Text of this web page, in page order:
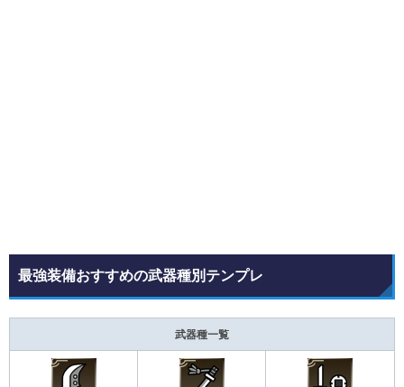
最強装備おすすめの武器種別テンプレ
武器種一覧